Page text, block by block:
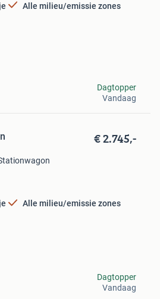
Alle milieu/emissie zones
Dagtopper
Vandaag
€ 2.745,-
Alle milieu/emissie zones
Dagtopper
Vandaag